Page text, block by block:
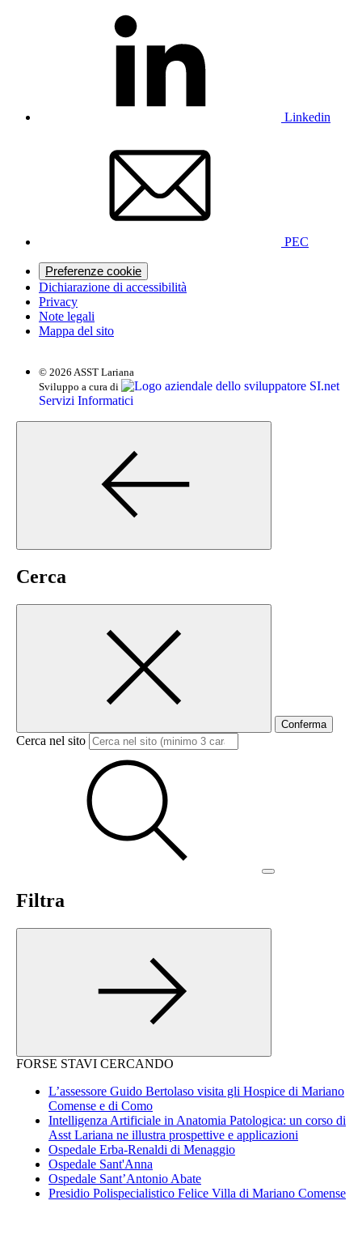
Linkedin
PEC
Preferenze cookie
Dichiarazione di accessibilità
Privacy
Note legali
Mappa del sito
© 2026 ASST Lariana
Sviluppo a cura di
SI.net
Servizi Informatici
Cerca
Conferma
Cerca nel sito
Filtra
FORSE STAVI CERCANDO
L’assessore Guido Bertolaso visita gli Hospice di Mariano
Comense e di Como
Intelligenza Artificiale in Anatomia Patologica: un corso di
Asst Lariana ne illustra prospettive e applicazioni
Ospedale Erba-Renaldi di Menaggio
Ospedale Sant'Anna
Ospedale Sant’Antonio Abate
Presidio Polispecialistico Felice Villa di Mariano Comense